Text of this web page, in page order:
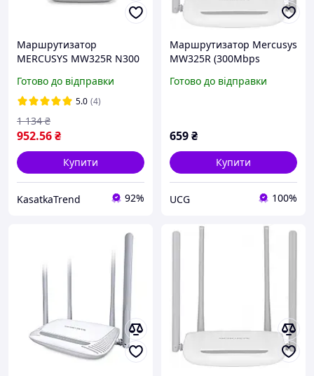
Маршрутизатор
MERCUSYS MW325R N300
(MW325R)
Готово до відправки
5.0 (4)
952.56₴
1 134 ₴
Купити
KasatkaTrend 92%
Маршрутизатор Mercusys
MW325R (300Mbps
Router) (код 96989)
Готово до відправки
659₴
Купити
UCG 100%